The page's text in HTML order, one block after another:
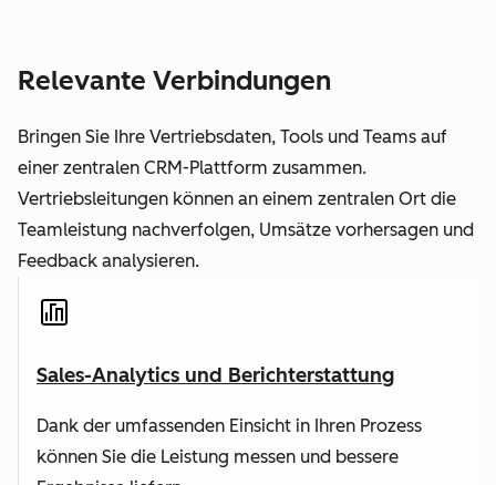
Relevante Verbindungen
Bringen Sie Ihre Vertriebsdaten, Tools und Teams auf
einer zentralen CRM-Plattform zusammen.
Vertriebsleitungen können an einem zentralen Ort die
Teamleistung nachverfolgen, Umsätze vorhersagen und
Feedback analysieren.
Sales-Analytics und Berichterstattung
Dank der umfassenden Einsicht in Ihren Prozess
können Sie die Leistung messen und bessere